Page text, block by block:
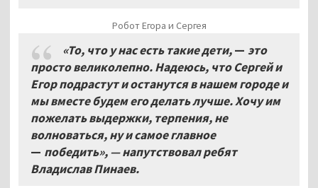
Робот Егора и Сергея
«То, что у нас есть такие дети,— это
просто великолепно. Надеюсь, что Сергей и
Егор подрастут и останутся в нашем городе и
мы вместе будем его делать лучше. Хочу им
пожелать выдержки, терпения, не
волноваться, ну и самое главное
— победить», — напутствовал ребят
Владислав Пинаев.